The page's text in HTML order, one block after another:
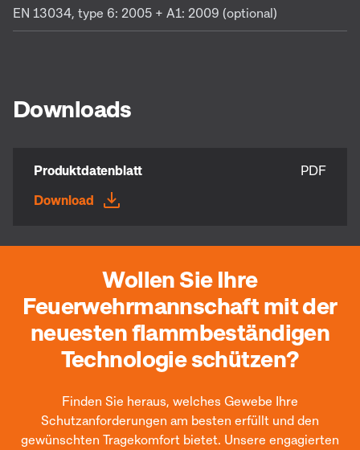
EN 13034, type 6: 2005 + A1: 2009 (optional)
Downloads
Produktdatenblatt
PDF
Download
Wollen Sie Ihre
Feuerwehrmannschaft mit der
neuesten flammbeständigen
Technologie schützen?
Finden Sie heraus, welches Gewebe Ihre
Schutzanforderungen am besten erfüllt und den
gewünschten Tragekomfort bietet. Unsere engagierten